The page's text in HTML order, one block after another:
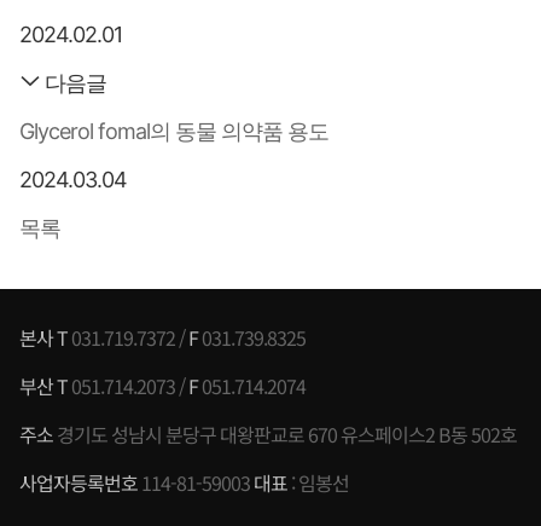
2024.02.01
다음글
Glycerol fomal의 동물 의약품 용도
2024.03.04
목록
본사 T031.719.7372 /F031.739.8325
부산 T051.714.2073 /F051.714.2074
주소경기도 성남시 분당구 대왕판교로 670 유스페이스2 B동 502호
사업자등록번호114-81-59003대표: 임봉선